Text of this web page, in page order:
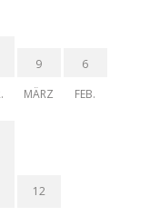
9
MÄRZ
6
FEB.
12